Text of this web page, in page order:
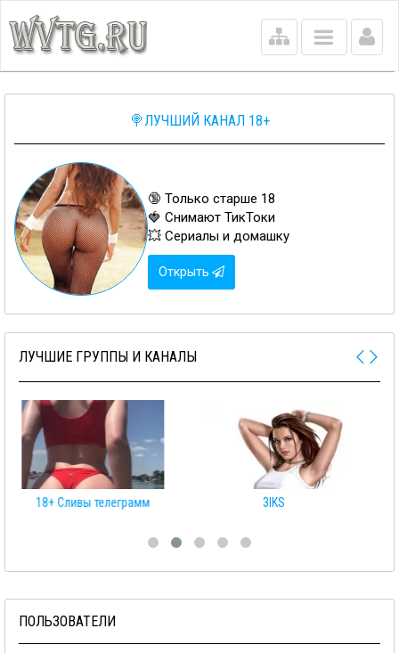
Main
menu
🍭ЛУЧШИЙ КАНАЛ 18+
🔞 Только старше 18
🍓 Снимают ТикТоки
💥 Сериалы и домашку
Открыть
ЛУЧШИЕ ГРУППЫ И КАНАЛЫ
18+ Сливы телеграмм 3IKS
ПОЛЬЗОВАТЕЛИ